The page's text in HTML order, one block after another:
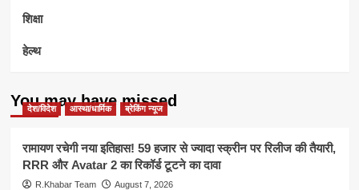
शिक्षा
हेल्थ
You may have missed
देश/विदेश आस्था/धार्मिक ब्रेकिंग न्यूज
रामायण रचेगी नया इतिहास! 59 हजार से ज्यादा स्क्रीन पर रिलीज की तैयारी,
RRR और Avatar 2 का रिकॉर्ड टूटने का दावा
R.Khabar Team August 7, 2026